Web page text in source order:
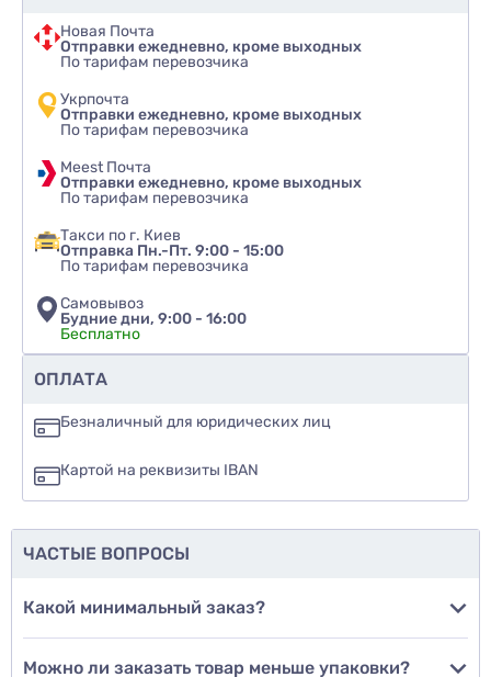
Рекомендуете ли вы этот товар
да
еще не знаю
Новая Почта
Отправки ежедневно, кроме выходных
По тарифам перевозчика
Укрпочта
Отправки ежедневно, кроме выходных
По тарифам перевозчика
Meest Почта
Отправки ежедневно, кроме выходных
По тарифам перевозчика
Такси по г. Киев
Отправка Пн.-Пт. 9:00 - 15:00
По тарифам перевозчика
Самовывоз
Будние дни, 9:00 - 16:00
Бесплатно
ОПЛАТА
Безналичный для юридических лиц
Картой на реквизиты IBAN
ЧАСТЫЕ ВОПРОСЫ
Какой минимальный заказ?
Можно ли заказать товар меньше упаковки?